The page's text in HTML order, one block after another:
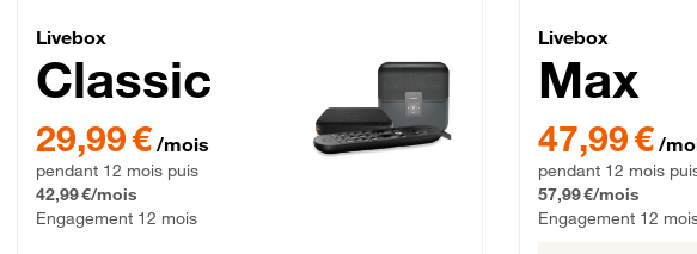
Fibre
Livebox Classic Fibre
Livebox
Classic
29,99 € par mois pendant 12 mois puis 42,99 € par mois, Engagement 12 mois
29,99 € /mois
pendant 12 mois puis
42,99 €/mois
Engagement 12 mois
Livebox
Max
47,99 € par mois
47,99 € /
pendant 12 mois
57,99 €/mois
Engagement 12